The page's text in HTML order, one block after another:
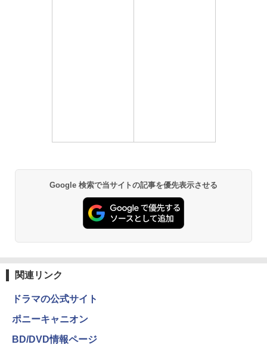
Google 検索で当サイトの記事を優先表示させる
関連リンク
ドラマの公式サイト
ポニーキャニオン
BD/DVD情報ページ